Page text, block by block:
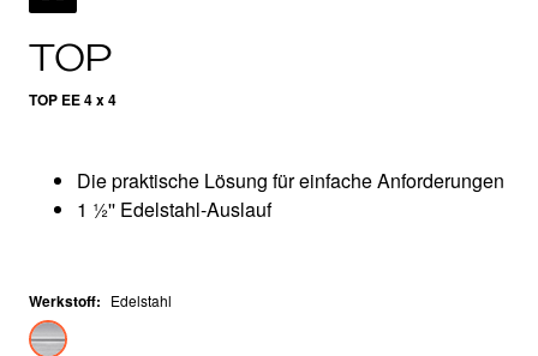
TOP
TOP EE 4 x 4
Die praktische Lösung für einfache Anforderungen
1 ½'' Edelstahl-Auslauf
Werkstoff: Edelstahl